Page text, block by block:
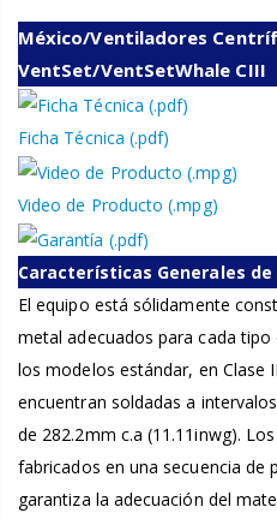
México/Ventiladores
VentSet/VentSetWhale CIII
Ficha Técnica (.pdf)
Video de Producto (.mpg)
Características Generales de
El equipo está sólidamente
metal adecuados para cada
los modelos estándar, en Clase
encuentran soldadas a
de 282.2mm c.a (11.11inwg).
fabricados en una secuencia de
garantiza la adecuación del